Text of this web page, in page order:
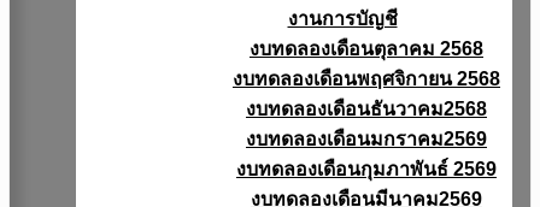
งานการบัญชี
งบทดลองเดือนตุลาคม 2568
งบทดลองเดือนพฤศจิกายน 2568
งบทดลองเดือนธันวาคม2568
งบทดลองเดือนมกราคม2569
งบทดลองเดือนกุมภาพันธ์ 2569
งบทดลองเดือนมีนาคม2569